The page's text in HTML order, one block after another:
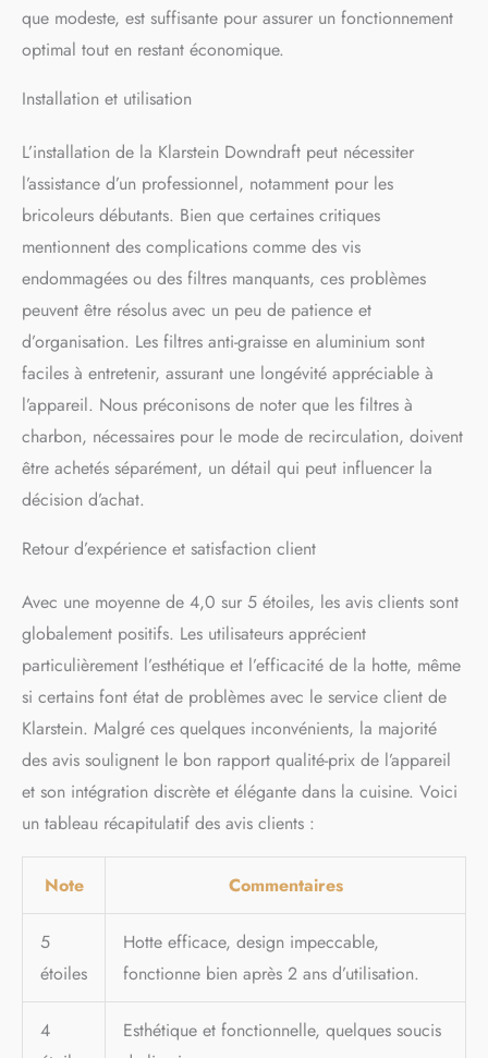
d'assemblage étape par
étape garantissent une
qui peuvent être retirés et
lavés à la main ou dans un
lave-vaisselle.
que modeste, est suffisante pour assurer un fonctionnement
optimal tout en restant économique.
Installation et utilisation
L’installation de la Klarstein Downdraft peut nécessiter
l’assistance d’un professionnel, notamment pour les
bricoleurs débutants. Bien que certaines critiques
mentionnent des complications comme des vis
endommagées ou des filtres manquants, ces problèmes
peuvent être résolus avec un peu de patience et
d’organisation. Les filtres anti-graisse en aluminium sont
faciles à entretenir, assurant une longévité appréciable à
l’appareil. Nous préconisons de noter que les filtres à
charbon, nécessaires pour le mode de recirculation, doivent
être achetés séparément, un détail qui peut influencer la
décision d’achat.
Retour d’expérience et satisfaction client
Avec une moyenne de 4,0 sur 5 étoiles, les avis clients sont
globalement positifs. Les utilisateurs apprécient
particulièrement l’esthétique et l’efficacité de la hotte, même
si certains font état de problèmes avec le service client de
Klarstein. Malgré ces quelques inconvénients, la majorité
des avis soulignent le bon rapport qualité-prix de l’appareil
et son intégration discrète et élégante dans la cuisine. Voici
un tableau récapitulatif des avis clients :
Note Commentaires
5
étoiles
Hotte efficace, design impeccable,
fonctionne bien après 2 ans d’utilisation.
4
Esthétique et fonctionnelle, quelques soucis